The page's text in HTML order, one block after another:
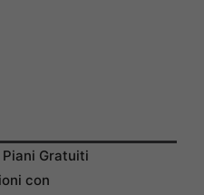
Gratuiti
con